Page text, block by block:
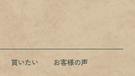
買いたい
お客様の声